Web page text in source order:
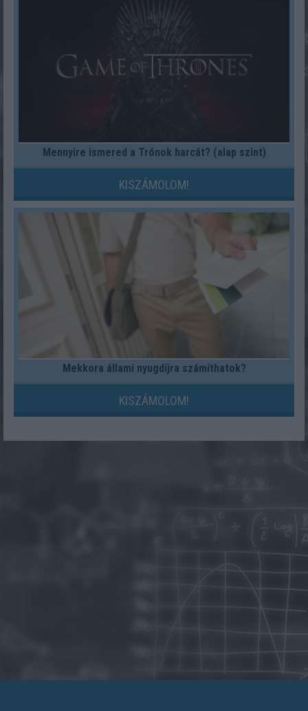
Mennyire ismered a Trónok harcát? (alap szint)
KISZÁMOLOM!
Mekkora állami nyugdíjra számíthatok?
KISZÁMOLOM!